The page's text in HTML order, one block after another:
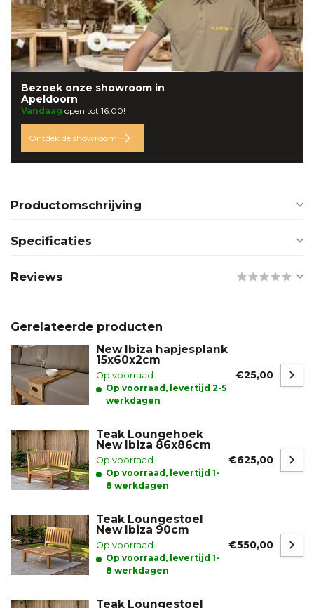
Bezoek onze showroom in
Apeldoorn
Vandaag open tot 16:00!
Ontdek de showroom
Productomschrijving
Specificaties
Reviews
Gerelateerde producten
New Ibiza hapjesplank
15x60x2cm
Op voorraad
Op voorraad, levertijd 2-5
werkdagen
€25,00
Teak Loungehoek
New Ibiza 86x86cm
Op voorraad
Op voorraad, levertijd 1-
8 werkdagen
€625,00
Teak Loungestoel
New Ibiza 90cm
Op voorraad
Op voorraad, levertijd 1-
8 werkdagen
€550,00
Teak Loungestoel